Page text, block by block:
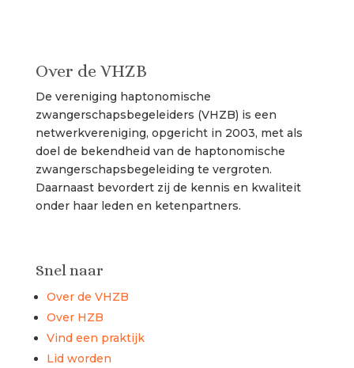
Over de VHZB
De vereniging haptonomische
zwangerschapsbegeleiders (VHZB) is een
netwerkvereniging, opgericht in 2003, met als
doel de bekendheid van de haptonomische
zwangerschapsbegeleiding te vergroten.
Daarnaast bevordert zij de kennis en kwaliteit
onder haar leden en ketenpartners.
Snel naar
Over de VHZB
Over HZB
Vind een praktijk
Lid worden